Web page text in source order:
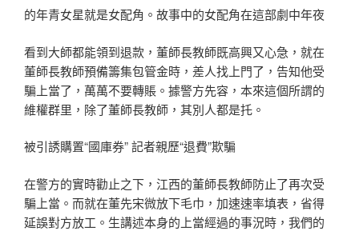
的年青女星就是女配角。故事中的女配角在這部劇中年夜
看到大師都能領到退款，董師長教師既高興又心急，就在
董師長教師預備籌集包管金時，差人找上門了，告知他受
騙上當了，萬萬不要轉賬。據警方先容，本來這個所謂的
維權群里，除了董師長教師，其別人都是托。
被引誘購置“國庫券” 記者親歷“退費”欺騙
在警方的實時勸止之下，江西的董師長教師防止了再次受
騙上當。而就在董先宋微放下毛巾，加速速率填表，省得
延誤對方放工。生講述本身的上當經過的事況時，我們的